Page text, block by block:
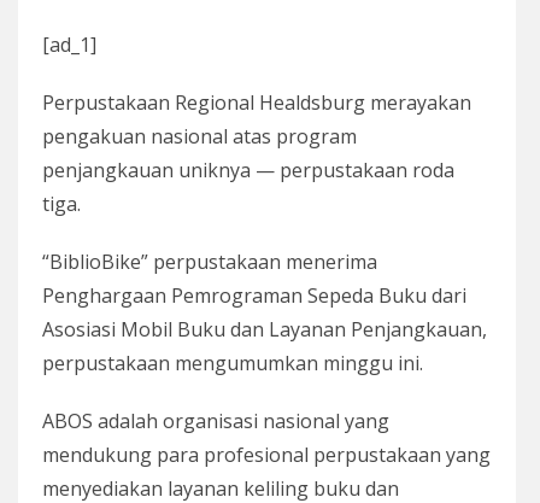
[ad_1]
Perpustakaan Regional Healdsburg merayakan
pengakuan nasional atas program
penjangkauan uniknya — perpustakaan roda
tiga.
“BiblioBike” perpustakaan menerima
Penghargaan Pemrograman Sepeda Buku dari
Asosiasi Mobil Buku dan Layanan Penjangkauan,
perpustakaan mengumumkan minggu ini.
ABOS adalah organisasi nasional yang
mendukung para profesional perpustakaan yang
menyediakan layanan keliling buku dan